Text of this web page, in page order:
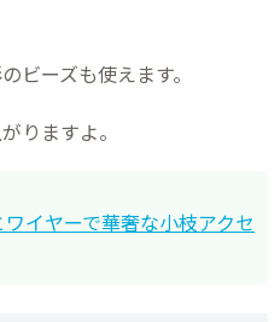
ビーズも使えます。
りますよ。
イヤーで華奢な小枝アクセ